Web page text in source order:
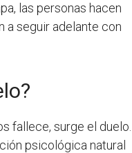
las personas hacen
a seguir adelante con
fallece, surge el duelo.
psicológica natural